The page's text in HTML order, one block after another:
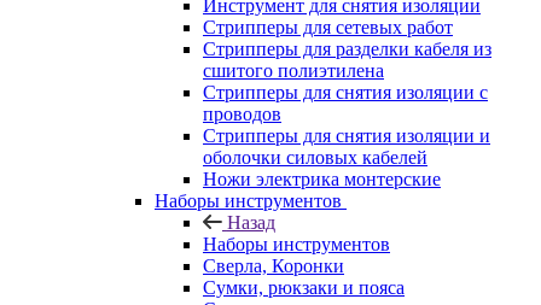
Инструмент для снятия изоляции
Стрипперы для сетевых работ
Стрипперы для разделки кабеля из
сшитого полиэтилена
Cтрипперы для снятия изоляции с
проводов
Стрипперы для снятия изоляции и
оболочки силовых кабелей
Ножи электрика монтерские
Наборы инструментов
Назад
Наборы инструментов
Сверла, Коронки
Сумки, рюкзаки и пояса